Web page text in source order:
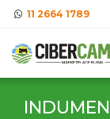
11 2664 1789